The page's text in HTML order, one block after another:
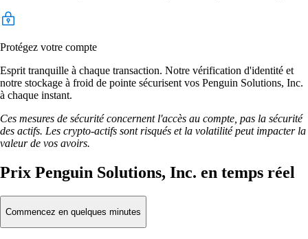
Protégez votre compte
Esprit tranquille à chaque transaction. Notre vérification d'identité et
notre stockage à froid de pointe sécurisent vos Penguin Solutions, Inc.
à chaque instant.
Ces mesures de sécurité concernent l'accès au compte, pas la sécurité
des actifs. Les crypto-actifs sont risqués et la volatilité peut impacter la
valeur de vos avoirs.
Prix Penguin Solutions, Inc. en temps réel
Commencez en quelques minutes